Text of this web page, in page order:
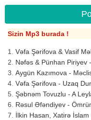
Sizin Mp3 burada !
Vəfa Şərifova & Vasif
Nəfəs & Pünhan Piriyev
Aygün Kazımova -
Vəfa Şərifova - Uzaq Dur
Şəbnəm Tovuzlu - A
Rəsul Əfəndiyev -
İlkin Hasan, Xatirə